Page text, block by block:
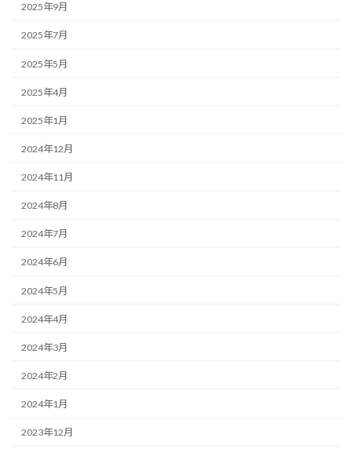
2025年9月
2025年7月
2025年5月
2025年4月
2025年1月
2024年12月
2024年11月
2024年8月
2024年7月
2024年6月
2024年5月
2024年4月
2024年3月
2024年2月
2024年1月
2023年12月